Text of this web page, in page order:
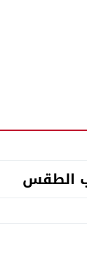
الطقس